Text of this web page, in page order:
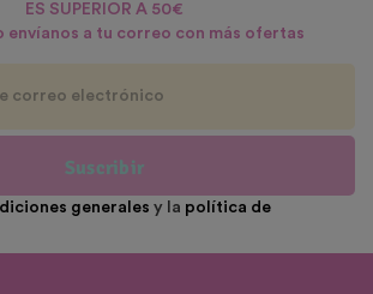
ES SUPERIOR A 50€
envíanos a tu correo con más ofertas
Suscribir
generales y la política de